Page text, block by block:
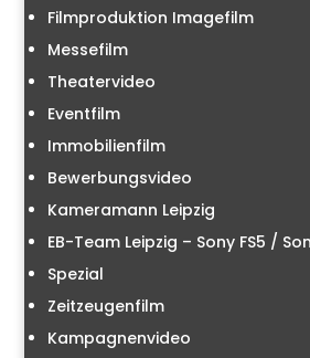
Filmproduktion Imagefilm
Messefilm
Theatervideo
Eventfilm
Immobilienfilm
Bewerbungsvideo
Kameramann Leipzig
EB-Team Leipzig – Sony FS5 /
Spezial
Zeitzeugenfilm
Kampagnenvideo